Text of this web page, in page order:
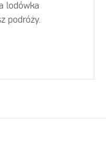
lodówka
podróży.